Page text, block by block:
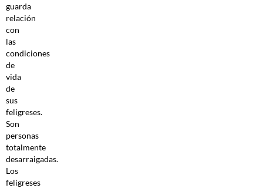
guarda
relación
con
las
condiciones
de
vida
de
sus
feligreses.
Son
personas
totalmente
desarraigadas.
Los
feligreses